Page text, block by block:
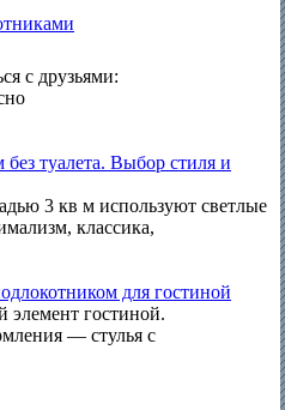
с друзьями:
туалета. Выбор стиля и
3 кв м используют светлые
классика,
для гостиной
элемент гостиной.
— стулья с